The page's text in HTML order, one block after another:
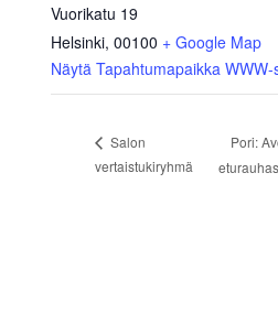
Vuorikatu 19
Helsinki, 00100 + Google Map
Näytä Tapahtumapaikka WWW-
Salon
vertaistukiryhmä
Pori: